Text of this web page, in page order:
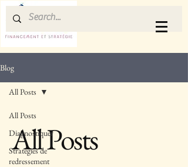
Blog
All Posts
Diagnostiquer
Stratégies de
redressement
All Posts
All Posts